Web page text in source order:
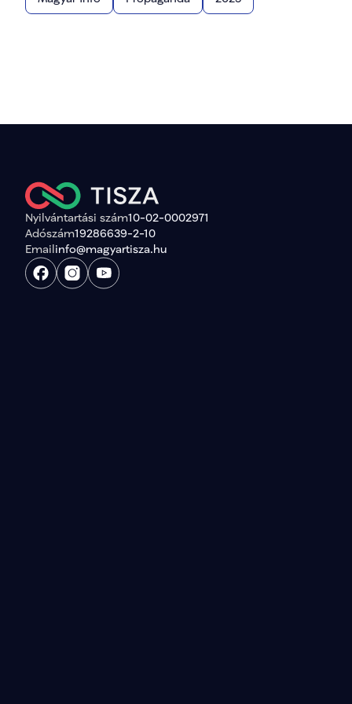
Nyilvántartási szám10-02-0002971
Adószám19286639-2-10
Emailinfo@magyartisza.hu